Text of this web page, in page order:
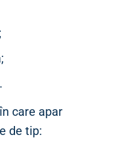
care apar
de tip: